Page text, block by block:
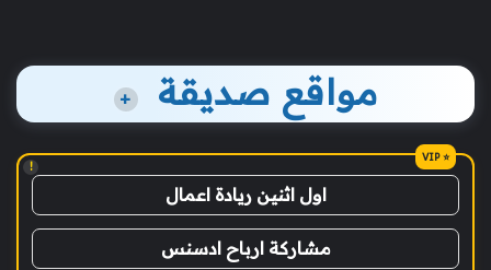
مواقع صديقة +
!
اول اثنين ريادة اعمال
مشاركة ارباح ادسنس